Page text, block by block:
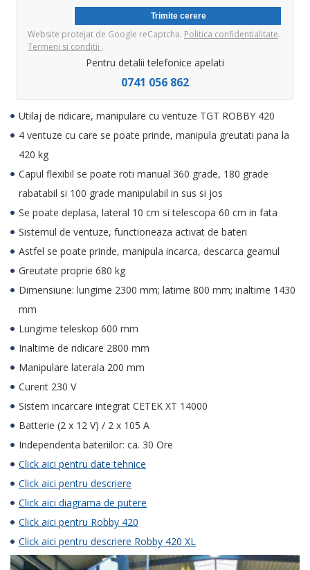
Website protejat de Google reCaptcha. Politica confidentialitate.
Termeni si conditii .
Pentru detalii telefonice apelati
0741 056 862
Utilaj de ridicare, manipulare cu ventuze TGT ROBBY 420
4 ventuze cu care se poate prinde, manipula greutati pana la
420 kg
Capul flexibil se poate roti manual 360 grade, 180 grade
rabatabil si 100 grade manipulabil in sus si jos
Se poate deplasa, lateral 10 cm si telescopa 60 cm in fata
Sistemul de ventuze, functioneaza activat de bateri
Astfel se poate prinde, manipula incarca, descarca geamul
Greutate proprie 680 kg
Dimensiune: lungime 2300 mm; latime 800 mm; inaltime 1430
mm
Lungime teleskop 600 mm
Inaltime de ridicare 2800 mm
Manipulare laterala 200 mm
Curent 230 V
Sistem incarcare integrat CETEK XT 14000
Batterie (2 x 12 V) / 2 x 105 A
Independenta bateriilor: ca. 30 Ore
Click aici pentru date tehnice
Click aici pentru descriere
Click aici diagrama de putere
Click aici pentru Robby 420
Click aici pentru descriere Robby 420 XL